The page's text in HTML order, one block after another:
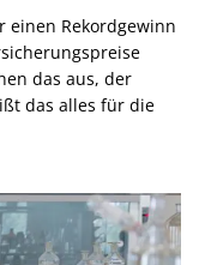
einen Rekordgewinn
das aus, der
das alles für die